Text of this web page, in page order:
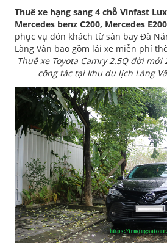
Thuê xe hạng sang 4 chỗ Vinfast
Mercedes benz C200, Mercedes
phục vụ đón khách từ sân bay Đà
Làng Vân bao gồm lái xe miễn phí
Thuê xe Toyota Camry 2.5Q đời
công tác tại khu du lịch Làng